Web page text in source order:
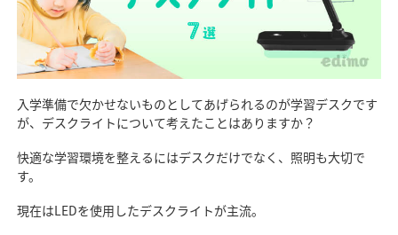
入学準備で欠かせないものとしてあげられるのが学習デスクです
が、デスクライトについて考えたことはありますか？
快適な学習環境を整えるにはデスクだけでなく、照明も大切で
す。
現在はLEDを使用したデスクライトが主流。